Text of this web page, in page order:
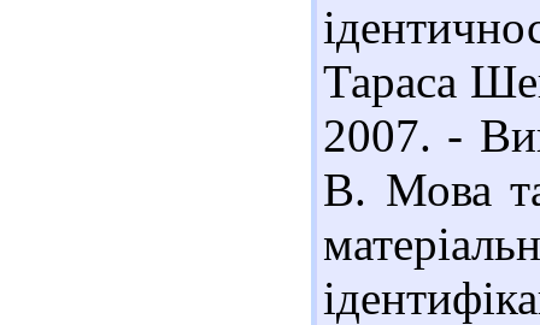
Тараса
2007. -
В. Мова та